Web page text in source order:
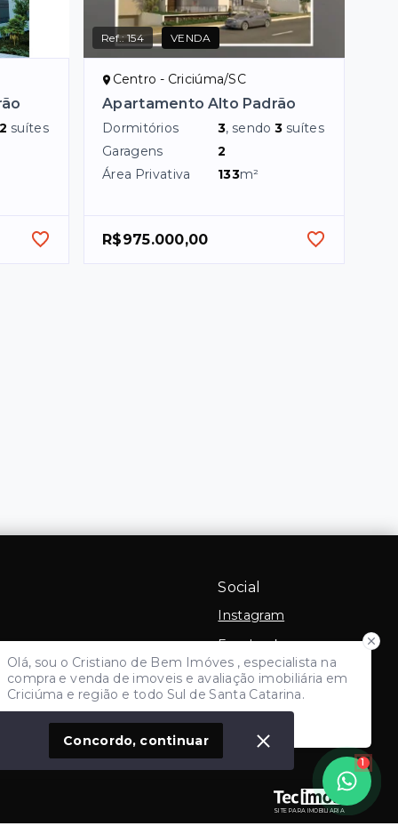
2 suítes
Ref.:154 VENDA
Centro - Criciúma/SC
Apartamento Alto Padrão
Dormitórios 3, sendo3 suítes
Garagens
2
Área Privativa
133m²
R$975.000,00
Olá, sou o Cristiano de Bem Imóves , especialista na
compra e venda de imoveis e avaliação imobiliária em
Criciúma e região e todo Sul de Santa Catarina.
Como posso ajudar?
1
Social
Instagram
Facebook
Youtube
Linkedin
SITE PARA IMOBILIARIA
Concordo, continuar